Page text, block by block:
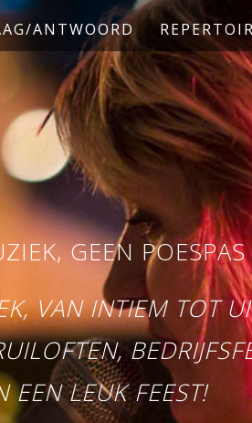
ANTWOORD
GEEN POESPAS
VAN INTIEM TOT
EEN LEUK FEEST!